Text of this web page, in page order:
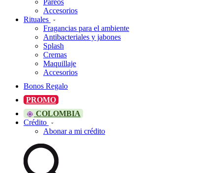
Accesorios
Rituales
Fragancias para el ambiente
Antibacteriales y jabones
Splash
Cremas
Maquillaje
Accesorios
Bonos Regalo
PROMO
COLOMBIA
Crédito
Abonar a mi crédito